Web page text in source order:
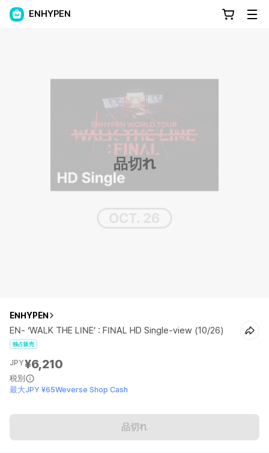
ENHYPEN
品切れ
ENHYPEN
EN- ‘WALK THE LINE’ : FINAL HD Single-view (10/26)
独占販売
JPY¥6,210
税別
最大JPY ¥65Weverse Shop Cash
品切れ